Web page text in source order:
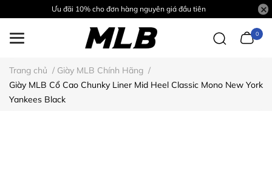
Ưu đãi 10% cho đơn hàng nguyên giá đầu tiên
0
Trang chủ / Giày MLB Chính Hãng /
Giày MLB Cổ Cao Chunky Liner Mid Heel Classic Mono New York
Yankees Black